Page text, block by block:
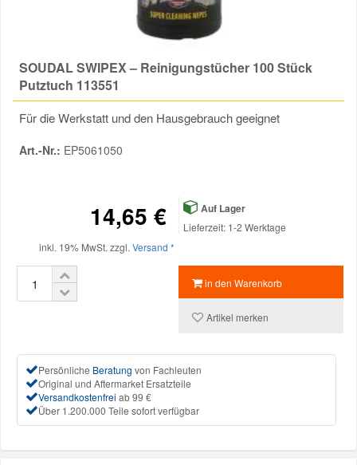
SOUDAL SWIPEX – Reinigungstücher 100 Stück
Putztuch 113551
Für die Werkstatt und den Hausgebrauch geeignet
Art.-Nr.: EP5061050
14,65 €
inkl. 19% MwSt. zzgl. Versand *
Auf Lager
Lieferzeit: 1-2 Werktage
in den Warenkorb
Artikel merken
Persönliche Beratung von Fachleuten
Original und Aftermarket Ersatzteile
Versandkostenfrei ab 99 €
Über 1.200.000 Teile sofort verfügbar
Scheibenreinigung
Zündanlage und Glühanlage
Reparatur-Zubehör
Karosserie Werkzeug
Winter-Autozubehör
Schlüsselgehäuse
Werkstattbedarf
Winter-Autozubehör
Daewoo Ersatzteile
Daihatsu Ersatzteile
Dodge Ersatzteile
Hyundai Ersatzteile
Jeep Ersatzteile
Kia Ersatzteile
Mazda Ersatzteile